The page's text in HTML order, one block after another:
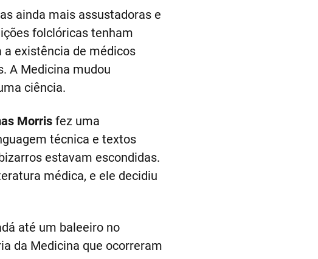
ainda mais assustadoras e
folclóricas tenham
existência de médicos
A Medicina mudou
ciência.
Morrisfez uma
técnica e textos
estavam escondidas.
médica, e ele decidiu
até um baleeiro no
da Medicina que ocorreram